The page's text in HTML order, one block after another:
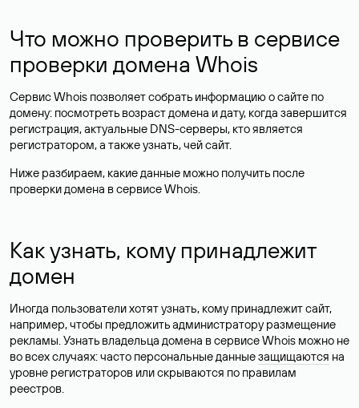
Что можно проверить в сервисе
проверки домена Whois
Сервис Whois позволяет собрать информацию о сайте по
домену: посмотреть возраст домена и дату, когда завершится
регистрация, актуальные DNS-серверы, кто является
регистратором, а также узнать, чей сайт.
Ниже разбираем, какие данные можно получить после
проверки домена в сервисе Whois.
Как узнать, кому принадлежит
домен
Иногда пользователи хотят узнать, кому принадлежит сайт,
например, чтобы предложить администратору размещение
рекламы. Узнать владельца домена в сервисе Whois можно не
во всех случаях: часто персональные данныезащищаются на
уровне регистраторов или скрываются по правилам
реестров.